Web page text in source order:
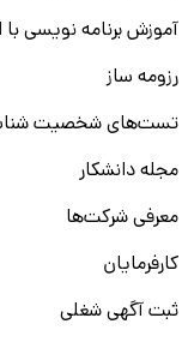
آموزش برنامه نویسی
رزومه ساز
تست‌های شخصیت
مجله دانشکار
معرفی شرکت‌ها
کارفرمایان
ثبت آگهی شغلی